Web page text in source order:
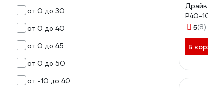
от 0 до 30
от 0 до 40
от 0 до 45
от 0 до 50
от -10 до 40
P40-
5(8)
В